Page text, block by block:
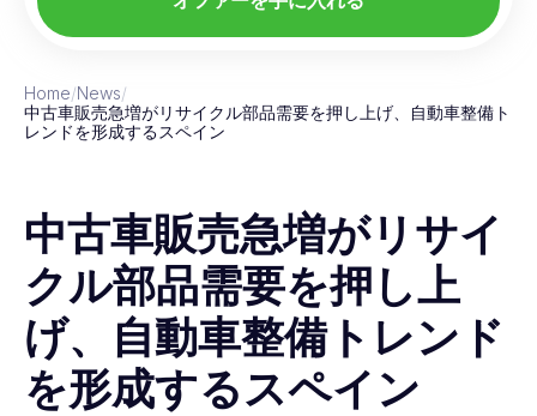
Home/News/
中古車販売急増がリサイクル部品需要を押し上げ、自動車整備ト
レンドを形成するスペイン
中古車販売急増がリサイ
クル部品需要を押し上
げ、自動車整備トレンド
を形成するスペイン